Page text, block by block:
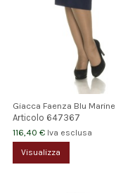
Giacca Faenza Blu Marine
Articolo 647367
116,40 € Iva esclusa
Visualizza